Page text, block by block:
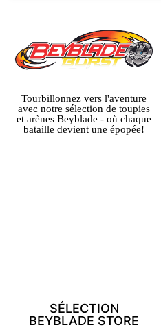
Tourbillonnez vers l'aventure
avec notre sélection de toupies
et arènes Beyblade - où chaque
bataille devient une épopée!
SÉLECTION
BEYBLADE STORE